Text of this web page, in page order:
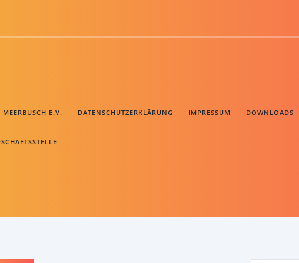
MEERBUSCH E.V. DATENSCHUTZERKLÄRUNG IMPRESSUM DOWNLOADS